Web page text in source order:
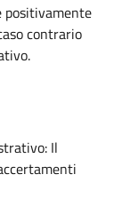
positivamente
contrario
Il